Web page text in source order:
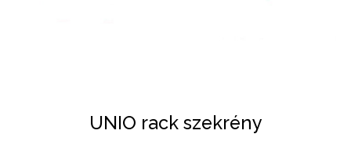
UNIO rack szekrény